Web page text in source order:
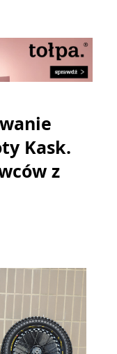
Kask.
z